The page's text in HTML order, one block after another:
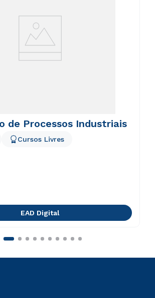
de Processos Industriais
Cursos Livres
EAD Digital